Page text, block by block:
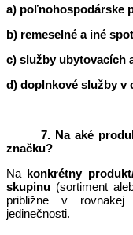
a) poľnohospodárske
b) remeselné a iné
c) služby ubytovacích
d) doplnkové služby v
7. Na aké
značku?
Na konkrétny
skupinu (sortiment
približne v
jedinečnosti.